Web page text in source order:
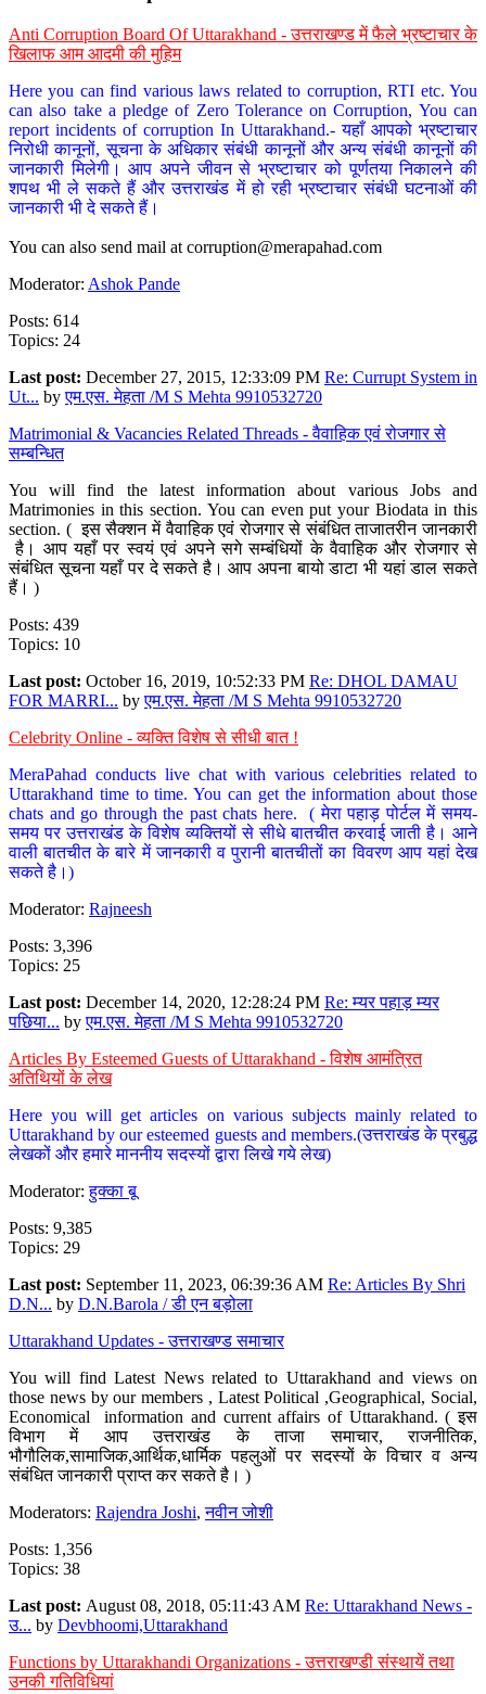
Anti Corruption Board Of Uttarakhand - उत्तराखण्ड में फैले भ्रष्टाचार के
खिलाफ आम आदमी की मुहिम
Here you can find various laws related to corruption, RTI etc. You
can also take a pledge of Zero Tolerance on Corruption, You can
report incidents of corruption In Uttarakhand.- यहाँ आपको भ्रष्टाचार
निरोधी कानूनों, सूचना के अधिकार संबंधी कानूनों और अन्य संबंधी कानूनों की
जानकारी मिलेगी। आप अपने जीवन से भ्रष्टाचार को पूर्णतया निकालने की
शपथ भी ले सकते हैं और उत्तराखंड में हो रही भ्रष्टाचार संबंधी घटनाओं की
जानकारी भी दे सकते हैं।
You can also send mail at corruption@merapahad.com
Moderator: Ashok Pande
Posts: 614
Topics: 24
Last post: December 27, 2015, 12:33:09 PM Re: Currupt System in
Ut... byएम.एस. मेहता /M S Mehta 9910532720
Matrimonial & Vacancies Related Threads - वैवाहिक एवं रोजगार से
सम्बन्धित
You will find the latest information about various Jobs and
Matrimonies in this section. You can even put your Biodata in this
section. ( इस सैक्शन में वैवाहिक एवं रोजगार से संबंधित ताजातरीन जानकारी
है। आप यहाँ पर स्वयं एवं अपने सगे सम्बंधियों के वैवाहिक और रोजगार से
संबंधित सूचना यहाँ पर दे सकते है। आप अपना बायो डाटा भी यहां डाल सकते
हैं। )
Posts: 439
Topics: 10
Last post: October 16, 2019, 10:52:33 PM Re: DHOL DAMAU
FOR MARRI... byएम.एस. मेहता /M S Mehta 9910532720
Celebrity Online - व्यक्ति विशेष से सीधी बात !
MeraPahad conducts live chat with various celebrities related to
Uttarakhand time to time. You can get the information about those
chats and go through the past chats here. ( मेरा पहाड़ पोर्टल में समय-
समय पर उत्तराखंड के विशेष व्यक्तियों से सीधे बातचीत करवाई जाती है। आने
वाली बातचीत के बारे में जानकारी व पुरानी बातचीतों का विवरण आप यहां देख
सकते है।)
Moderator: Rajneesh
Posts: 3,396
Topics: 25
Last post: December 14, 2020, 12:28:24 PM Re: म्यर पहाड़ म्यर
पछिया... byएम.एस. मेहता /M S Mehta 9910532720
Articles By Esteemed Guests of Uttarakhand - विशेष आमंत्रित
अतिथियों के लेख
Here you will get articles on various subjects mainly related to
Uttarakhand by our esteemed guests and members.(उत्तराखंड के प्रबुद्ध
लेखकों और हमारे माननीय सदस्यों द्वारा लिखे गये लेख)
Moderator:हुक्का बू
Posts: 9,385
Topics: 29
Last post: September 11, 2023, 06:39:36 AM Re: Articles By Shri
D.N... by D.N.Barola / डी एन बड़ोला
Uttarakhand Updates - उत्तराखण्ड समाचार
You will find Latest News related to Uttarakhand and views on
those news by our members , Latest Political ,Geographical, Social,
Economical information and current affairs of Uttarakhand. ( इस
विभाग में आप उत्तराखंड के ताजा समाचार, राजनीतिक,
भौगौलिक,सामाजिक,आर्थिक,धार्मिक पहलुओं पर सदस्यों के विचार व अन्य
संबंधित जानकारी प्राप्त कर सकते है। )
Moderators: Rajendra Joshi,नवीन जोशी
Posts: 1,356
Topics: 38
Last post: August 08, 2018, 05:11:43 AM Re: Uttarakhand News -
उ... by Devbhoomi,Uttarakhand
Functions by Uttarakhandi Organizations - उत्तराखण्डी संस्थायें तथा
उनकी गतिविधियां